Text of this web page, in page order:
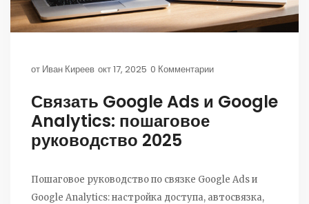
от Иван Киреев окт 17, 2025 0 Комментарии
Связать Google Ads и Google
Analytics: пошаговое
руководство 2025
Пошаговое руководство по связке Google Ads и
Google Analytics: настройка доступа, автосвязка,